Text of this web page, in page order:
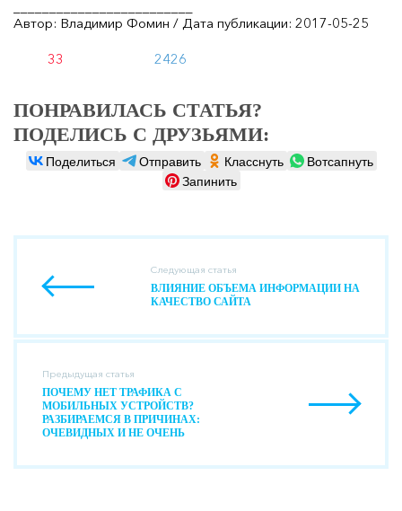
Автор: Владимир Фомин / Дата публикации: 2017-05-25
33 2426
ПОНРАВИЛАСЬ СТАТЬЯ?
ПОДЕЛИСЬ С ДРУЗЬЯМИ:
Поделиться Отправить Класснуть
Вотсапнуть
Запинить
Следующая статья
ВЛИЯНИЕ ОБЪЕМА ИНФОРМАЦИИ НА
КАЧЕСТВО САЙТА
Предыдущая статья
ПОЧЕМУ НЕТ ТРАФИКА С
МОБИЛЬНЫХ УСТРОЙСТВ?
РАЗБИРАЕМСЯ В ПРИЧИНАХ:
ОЧЕВИДНЫХ И НЕ ОЧЕНЬ